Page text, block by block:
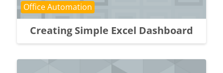
Creating Simple Excel Dashboard
Course category
Office Automation